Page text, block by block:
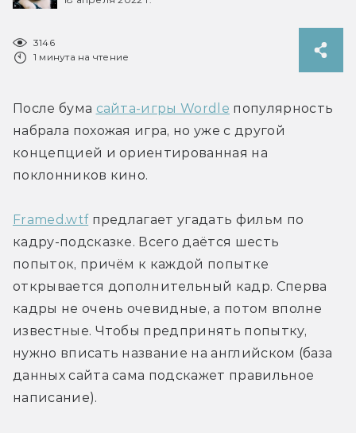
3146
1 минута на чтение
После бума сайта-игры Wordle популярность
набрала похожая игра, но уже с другой
концепцией и ориентированная на
поклонников кино.
Framed.wtf предлагает угадать фильм по
кадру-подсказке. Всего даётся шесть
попыток, причём к каждой попытке
открывается дополнительный кадр. Сперва
кадры не очень очевидные, а потом вполне
известные. Чтобы предпринять попытку,
нужно вписать название на английском (база
данных сайта сама подскажет правильное
написание).